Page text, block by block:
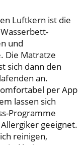
Luftkern ist die
und
Die Matratze
sich dann den
an.
per App
lassen sich
Programme
geeignet.
reinigen,